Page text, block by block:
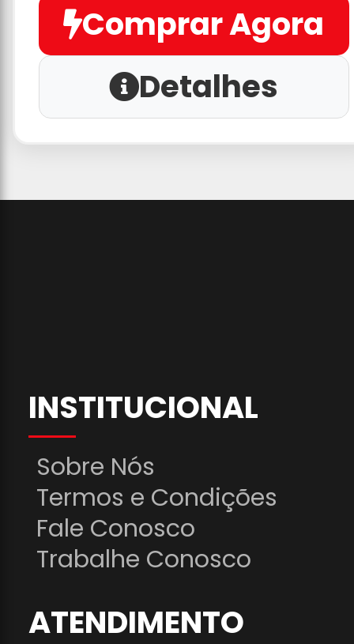
Comprar Agora
Detalhes
INSTITUCIONAL
Sobre Nós
Termos e Condições
Fale Conosco
Trabalhe Conosco
ATENDIMENTO